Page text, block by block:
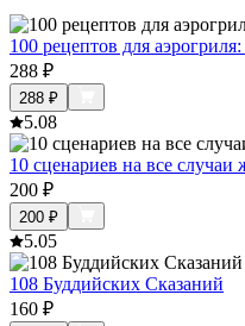
100 рецептов для
288 ₽
288 ₽
5.08
10 сценариев на все случаи
200 ₽
200 ₽
5.05
108 Буддийских Сказаний
160 ₽